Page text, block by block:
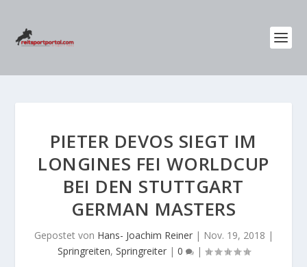
PIETER DEVOS SIEGT IM
LONGINES FEI WORLDCUP
BEI DEN STUTTGART
GERMAN MASTERS
Gepostet von Hans- Joachim Reiner| Nov. 19, 2018 |
Springreiten, Springreiter| 0 |